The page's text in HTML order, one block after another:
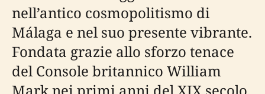
nell’antico cosmopolitismo di
Málaga e nel suo presente vibrante.
Fondata grazie allo sforzo tenace
del Console britannico William